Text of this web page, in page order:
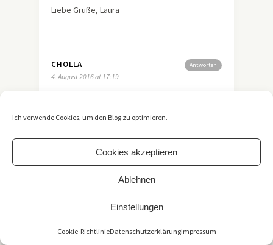
Ich verwende Cookies, um den Blog zu optimieren.
Cookies akzeptieren
Ablehnen
Einstellungen
Cookie-RichtlinieDatenschutzerklärungImpressum
Liebe Grüße, Laura
Antworten
CHOLLA
4. August 2016 at 17:19
Antworten
BETTINA